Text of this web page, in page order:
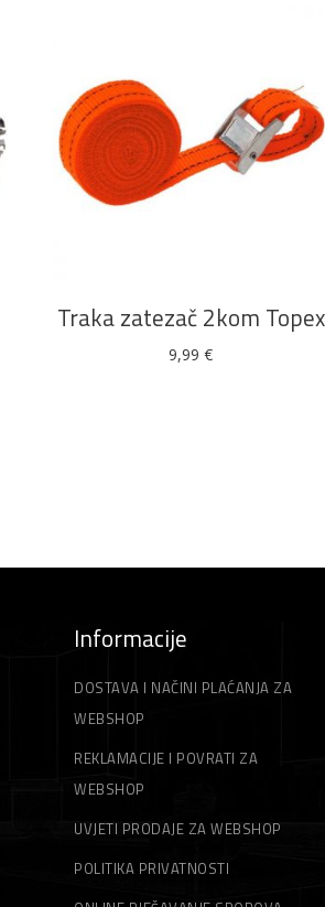
Traka zatezač 2kom Topex
9,99€
Informacije
DOSTAVA I NAČINI PLAĆANJA ZA
WEBSHOP
REKLAMACIJE I POVRATI ZA
WEBSHOP
UVJETI PRODAJE ZA WEBSHOP
POLITIKA PRIVATNOSTI